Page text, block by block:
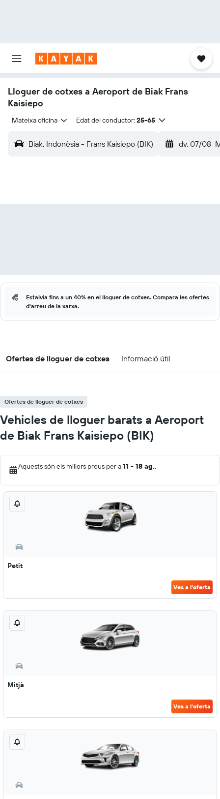
Lloguer de cotxes a Aeroport de Biak Frans
Kaisiepo
Mateixa oficina Edat del conductor: 25-65
Biak, Indonèsia - Frans Kaisiepo (BIK) dv. 07/08
Estalvia fins a un 40% en el lloguer de cotxes. Compara les ofertes
d'arreu de la xarxa.
Ofertes de lloguer de cotxes Informació útil
Ofertes de lloguer de cotxes
Vehicles de lloguer barats a Aeroport
de Biak Frans Kaisiepo (BIK)
Aquests són els millors preus per a11 - 18 ag..
Petit
Ves a l'oferta
Mitjà
Ves a l'oferta